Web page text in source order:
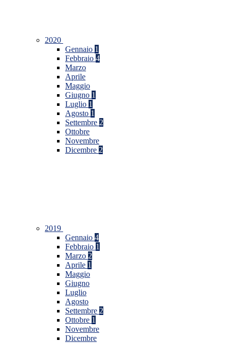
2020
Gennaio 1
Febbraio 4
Marzo
Aprile
Maggio
Giugno 1
Luglio 1
Agosto 1
Settembre 2
Ottobre
Novembre
Dicembre 2
2019
Gennaio 4
Febbraio 1
Marzo 2
Aprile 1
Maggio
Giugno
Luglio
Agosto
Settembre 2
Ottobre 1
Novembre
Dicembre